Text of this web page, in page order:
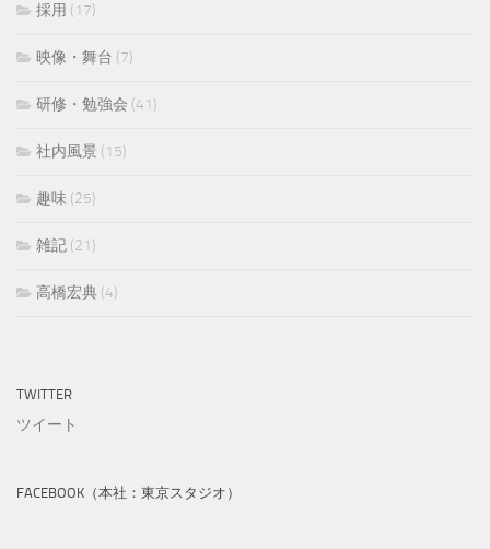
採用 (17)
映像・舞台 (7)
研修・勉強会 (41)
社内風景 (15)
趣味 (25)
雑記 (21)
高橋宏典 (4)
TWITTER
ツイート
FACEBOOK（本社：東京スタジオ）